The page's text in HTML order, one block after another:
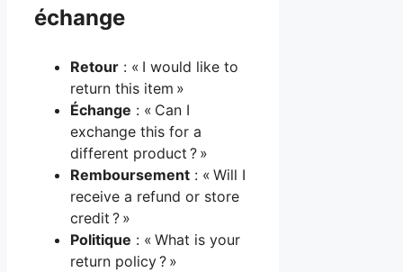
échange
Retour : « I would like to
return this item »
Échange : « Can I
exchange this for a
different product ? »
Remboursement : « Will I
receive a refund or store
credit ? »
Politique : « What is your
return policy ? »